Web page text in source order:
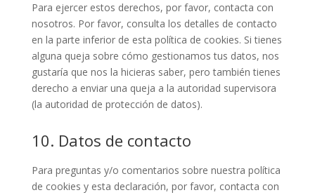
Para ejercer estos derechos, por favor, contacta con
nosotros. Por favor, consulta los detalles de contacto
en la parte inferior de esta política de cookies. Si tienes
alguna queja sobre cómo gestionamos tus datos, nos
gustaría que nos la hicieras saber, pero también tienes
derecho a enviar una queja a la autoridad supervisora
(la autoridad de protección de datos).
10. Datos de contacto
Para preguntas y/o comentarios sobre nuestra política
de cookies y esta declaración, por favor, contacta con